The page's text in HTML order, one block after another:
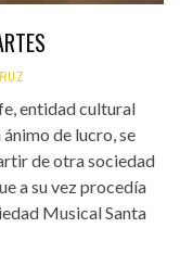
entidad cultural
de lucro, se
de otra sociedad
a su vez procedía
Musical Santa